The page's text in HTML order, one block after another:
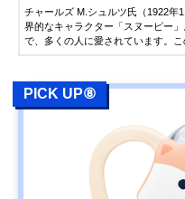
チャールズ M.シュルツ氏（1922年
界的なキャラクター「スヌーピー
で、多くの人に愛されています。
PICK UP⑧